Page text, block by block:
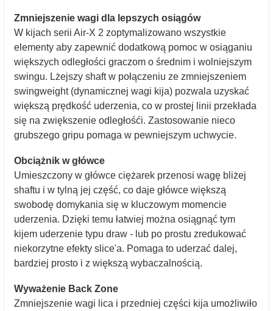
Zmniejszenie wagi dla lepszych osiągów
W kijach serii Air-X 2 zoptymalizowano wszystkie
elementy aby zapewnić dodatkową pomoc w osiąganiu
większych odległości graczom o średnim i wolniejszym
swingu. Lżejszy shaft w połączeniu ze zmniejszeniem
swingweight (dynamicznej wagi kija) pozwala uzyskać
większą prędkość uderzenia, co w prostej linii przekłada
się na zwiększenie odległośći. Zastosowanie nieco
grubszego gripu pomaga w pewniejszym uchwycie.
Obciążnik w główce
Umieszczony w główce ciężarek przenosi wagę bliżej
shaftu i w tylną jej część, co daje główce większą
swobodę domykania się w kluczowym momencie
uderzenia. Dzięki temu łatwiej można osiągnąć tym
kijem uderzenie typu draw - lub po prostu zredukować
niekorzytne efekty slice'a. Pomaga to uderzać dalej,
bardziej prosto i z większą wybaczalnością.
Wyważenie Back Zone
Zmniejszenie wagi lica i przedniej części kija umożliwiło